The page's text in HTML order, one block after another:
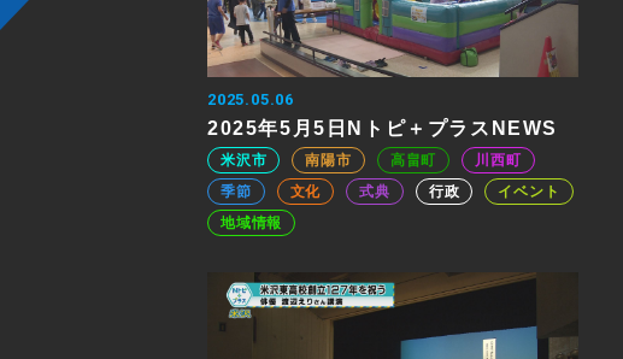
2025.05.06
2025年5月5日Nトピ＋プラスNEWS
米沢市 南陽市 高畠町
川西町
季節
文化 式典 行政
イベント
地域情報